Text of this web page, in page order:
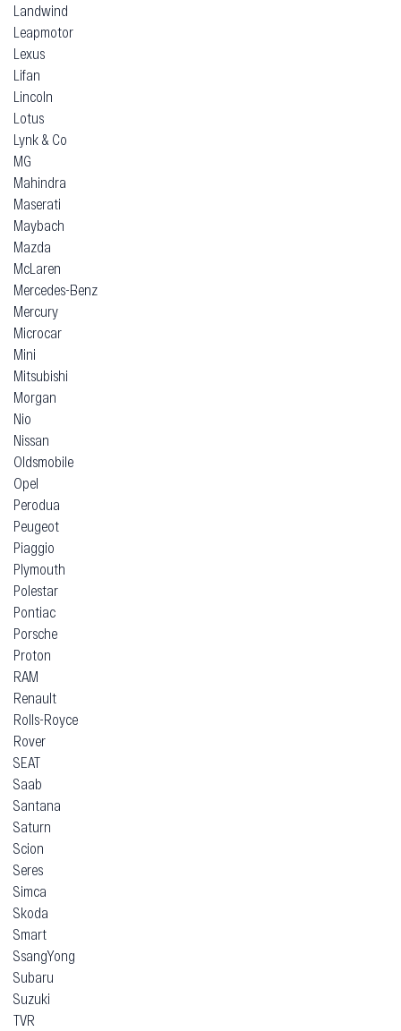
Landwind
Leapmotor
Lexus
Lifan
Lincoln
Lotus
Lynk & Co
MG
Mahindra
Maserati
Maybach
Mazda
McLaren
Mercedes-Benz
Mercury
Microcar
Mini
Mitsubishi
Morgan
Nio
Nissan
Oldsmobile
Opel
Perodua
Peugeot
Piaggio
Plymouth
Polestar
Pontiac
Porsche
Proton
RAM
Renault
Rolls-Royce
Rover
SEAT
Saab
Santana
Saturn
Scion
Seres
Simca
Skoda
Smart
SsangYong
Subaru
Suzuki
TVR